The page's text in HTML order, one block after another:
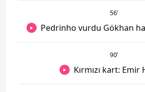
56’
Pedrinho vurdu Gökhan
90’
Kırmızı kart: Emir